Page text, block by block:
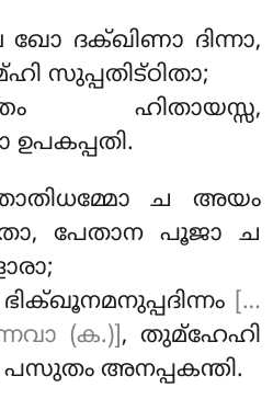
ദക്ഖിണാ ദിന്നാ,
സുപ്പതിട്ഠിതാ;
ഹിതായസ്സ,
ച അയം
പേതാന പൂജാ ച
[…
(ക.)] , തുമ്ഹേഹി
അനപ്പകന്തി.